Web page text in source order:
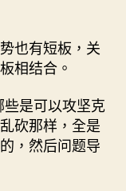
也有短板，关
相结合。
是可以攻坚克
砍那样，全是
，然后问题导